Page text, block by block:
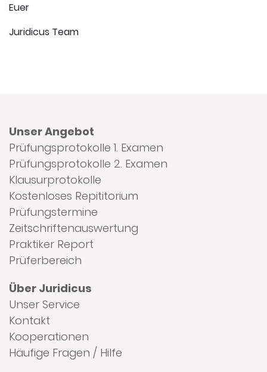
Euer
Juridicus Team
Unser Angebot
Prüfungsprotokolle 1. Examen
Prüfungsprotokolle 2. Examen
Klausurprotokolle
Kostenloses Repititorium
Prüfungstermine
Zeitschriftenauswertung
Praktiker Report
Prüferbereich
Über Juridicus
Unser Service
Kontakt
Kooperationen
Häufige Fragen / Hilfe